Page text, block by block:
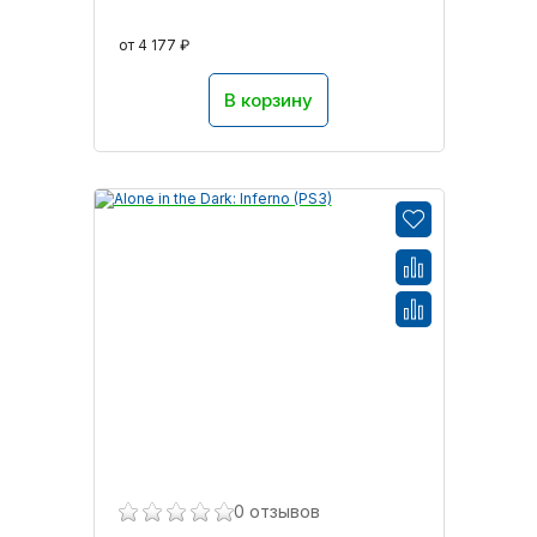
от 4 177 ₽
В корзину
0 отзывов